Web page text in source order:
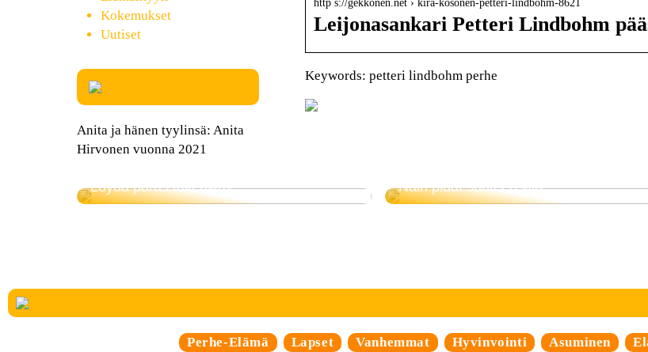
http s://gekkonen.net › kira-kosonen-petteri-lindbohm-8621
Leijonasankari Petteri Lindbohm
Keywords: petteri lindbohm perhe
Kokemukset
Uutiset
Anita ja hänen tyylinsä: Anita
Hirvonen vuonna 2021
Löydä paras takeaway Näin pidät suhteen yllä
Perhe-Elämä Lapset Vanhemmat Hyvinvointi Asuminen